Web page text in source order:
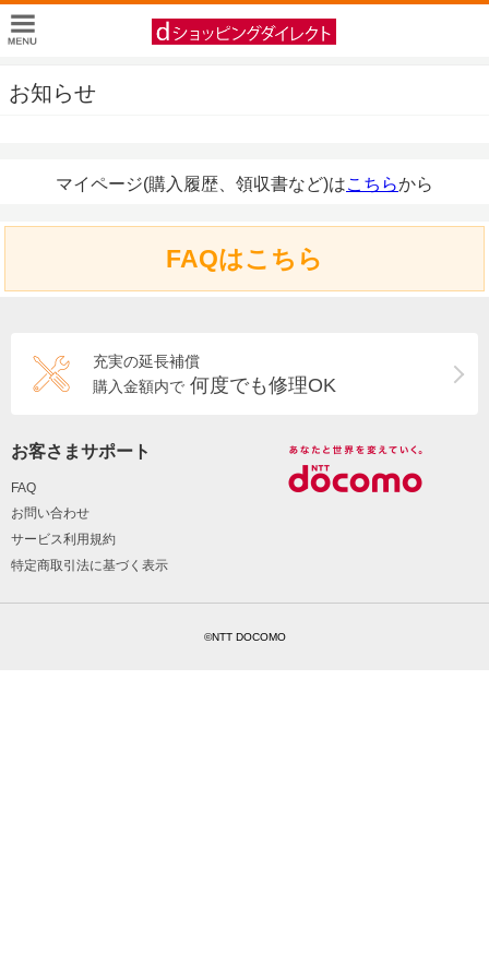
お知らせ
マイページ(購入履歴、領収書など)はこちらから
FAQはこちら
充実の延長補償
購入金額内で 何度でも修理OK
お客さまサポート
FAQ
お問い合わせ
サービス利用規約
特定商取引法に基づく表示
©NTT DOCOMO